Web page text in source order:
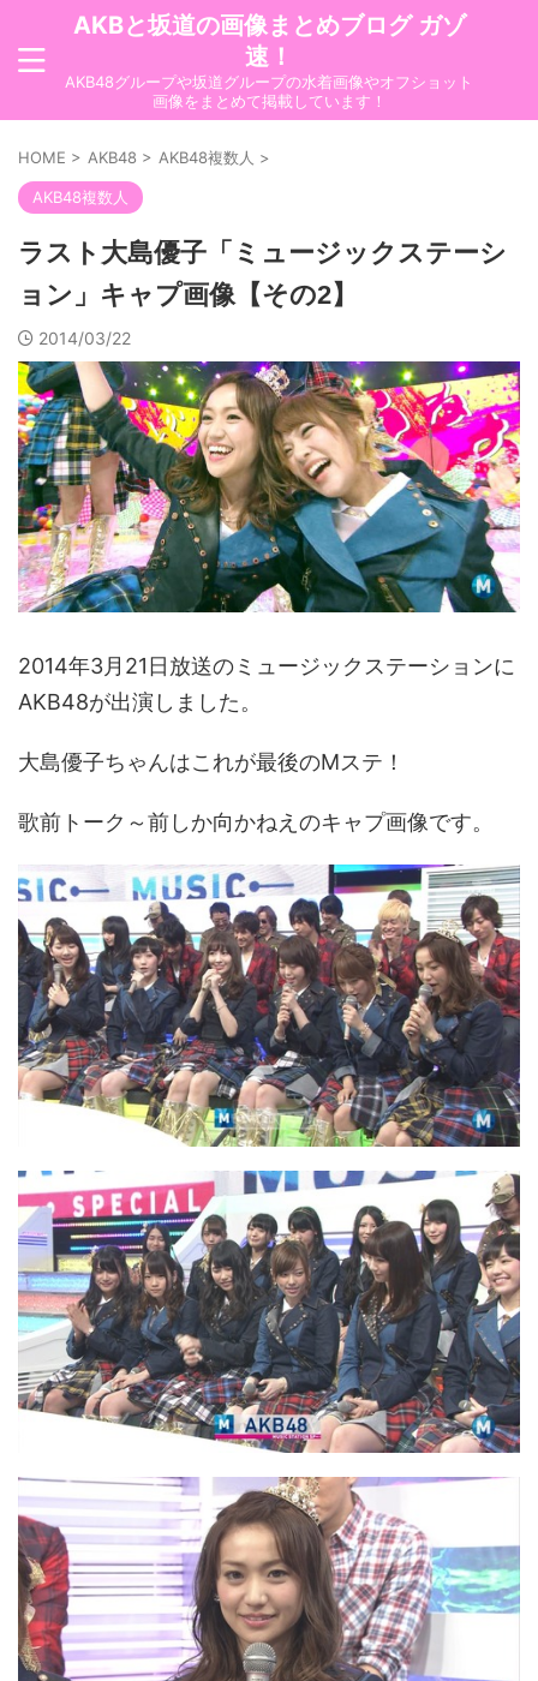
AKBと坂道の画像まとめブログ ガゾ
速！
AKB48グループや坂道グループの水着画像やオフショット
画像をまとめて掲載しています！
HOME > AKB48 > AKB48複数人 >
AKB48複数人
ラスト大島優子「ミュージックステーシ
ョン」キャプ画像【その2】
2014/03/22
2014年3月21日放送のミュージックステーションに
AKB48が出演しました。
大島優子ちゃんはこれが最後のMステ！
歌前トーク～前しか向かねえのキャプ画像です。